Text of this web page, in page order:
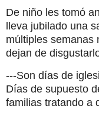
De niño les tomó
lleva jubilado una
múltiples semanas
dejan de
---Son días de
Días de supuesto
familias tratando a